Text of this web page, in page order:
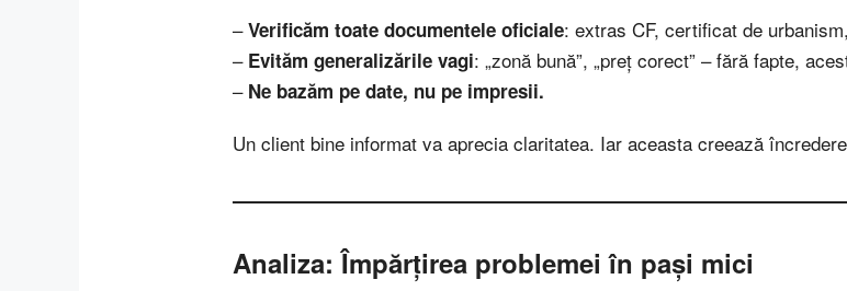
–Verificăm toate documentele oficiale: extras CF, certificat de
– Evităm generalizările vagi: „zonă bună”, „preț corect” – fără fapte,
– Ne bazăm pe date, nu pe impresii.
Un client bine informat va aprecia claritatea. Iar aceasta creează
Analiza: Împărțirea problemei în pași mici